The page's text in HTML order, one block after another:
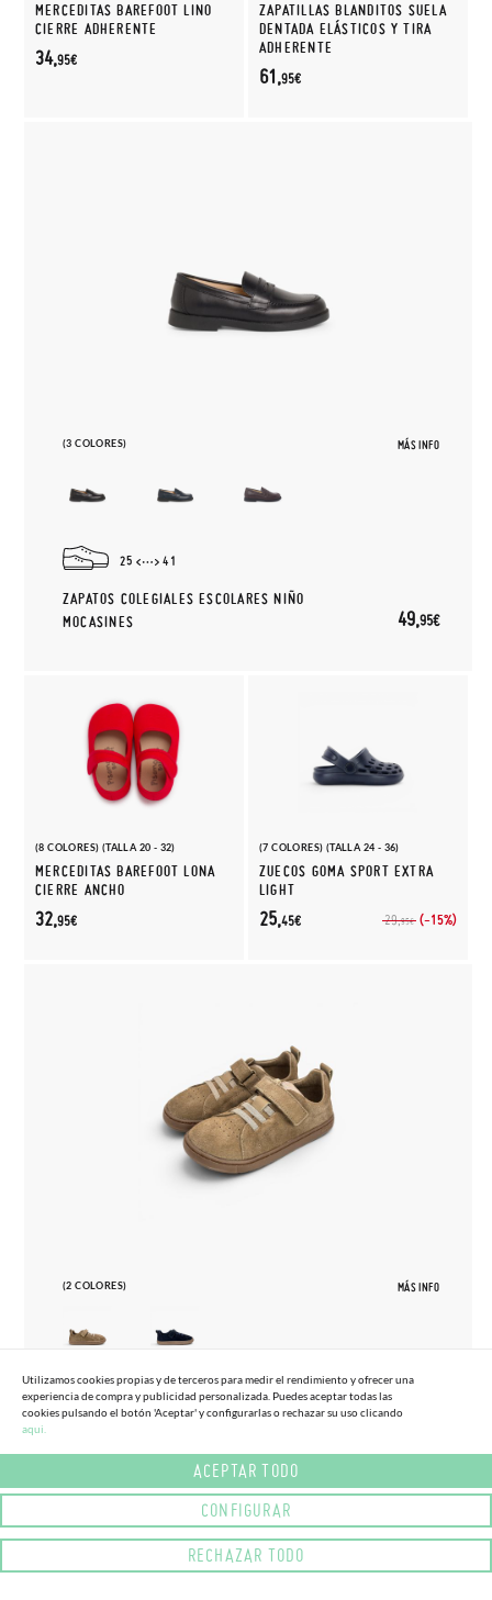
MERCEDITAS BAREFOOT LINO
CIERRE ADHERENTE
34,95€
ZAPATILLAS BLANDITOS SUELA
DENTADA ELÁSTICOS Y TIRA
ADHERENTE
61,95€
(3 COLORES) MÁS INFO
25 41
ZAPATOS COLEGIALES ESCOLARES NIÑO
MOCASINES
49,95€
(8 COLORES) (TALLA 20 - 32)
MERCEDITAS BAREFOOT LONA
CIERRE ANCHO
32,95€
(7 COLORES) (TALLA 24 - 36)
ZUECOS GOMA SPORT EXTRA
LIGHT
29,95€ (-15%)
25,45€
(2 COLORES) MÁS INFO
27 33
65,
Utilizamos cookies propias y de terceros para medir el rendimiento y ofrecer una
experiencia de compra y publicidad personalizada. Puedes aceptar todas las
cookies pulsando el botón 'Aceptar' y configurarlas o rechazar su uso clicando
aqui.
ACEPTAR TODO
CONFIGURAR
RECHAZAR TODO